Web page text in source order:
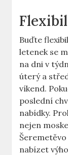
Buďte
letenek se
na dni v
úterý a
víkend.
poslední
nabídky.
nejen
nabízet